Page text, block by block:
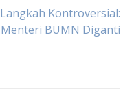
Langkah Kontroversial:
Menteri BUMN Diganti